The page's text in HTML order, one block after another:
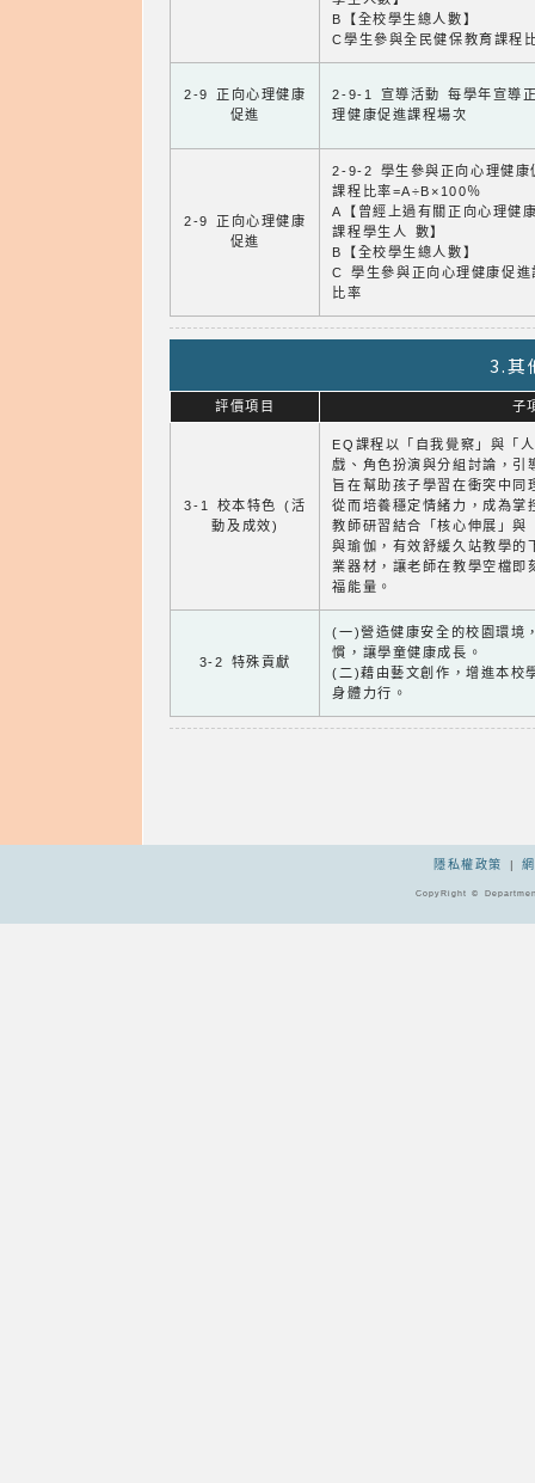
B【全校學生總人數】
C學生參與全民健保教育課程
2-9 正向心理健康
促進
2-9-1 宣導活動 每學年宣導
理健康促進課程場次
2-9 正向心理健康
促進
2-9-2 學生參與正向心理健康
課程比率=A÷B×100％
A【曾經上過有關正向心理健
課程學生人 數】
B【全校學生總人數】
C 學生參與正向心理健康促進
比率
3.其
評價項目 子
3-1 校本特色 (活
動及成效)
EQ課程以「自我覺察」與「
戲、角色扮演與分組討論，引
旨在幫助孩子學習在衝突中同
從而培養穩定情緒力，成為掌
教師研習結合「核心伸展」與
與瑜伽，有效舒緩久站教學的
業器材，讓老師在教學空檔即
福能量。
3-2 特殊貢獻
(一)營造健康安全的校園環境
慣，讓學童健康成長。
(二)藉由藝文創作，增進本校
身體力行。
隱私權政策 |
CopyRight ©